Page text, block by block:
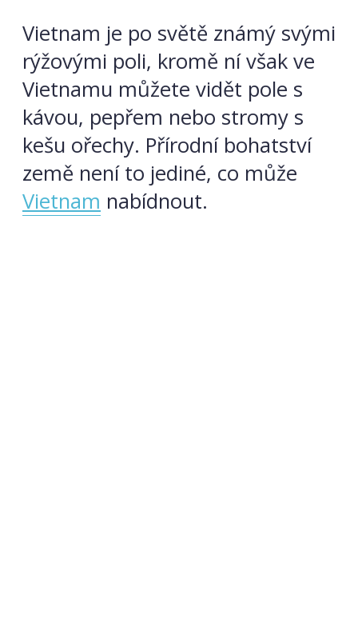
Vietnam je po světě známý svými
rýžovými poli, kromě ní však ve
Vietnamu můžete vidět pole s
kávou, pepřem nebo stromy s
kešu ořechy. Přírodní bohatství
země není to jediné, co může
Vietnam nabídnout.